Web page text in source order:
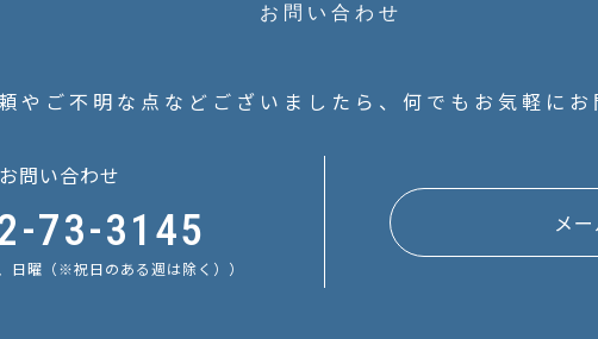
お問い合わせ
や ご不明な点などございましたら、 何でもお気軽に
問い合わせ
73-3145
日曜 （※祝日のある週は除く））
メ